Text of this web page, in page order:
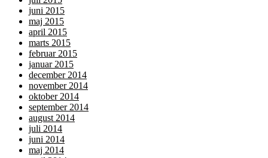
juni 2015
maj 2015
april 2015
marts 2015
februar 2015
januar 2015
december 2014
november 2014
oktober 2014
september 2014
august 2014
juli 2014
juni 2014
maj 2014